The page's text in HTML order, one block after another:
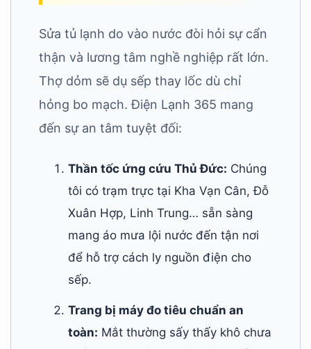
Sửa tủ lạnh do vào nước đòi hỏi sự cẩn
thận và lương tâm nghề nghiệp rất lớn.
Thợ dỏm sẽ dụ sếp thay lốc dù chỉ
hỏng bo mạch. Điện Lạnh 365 mang
đến sự an tâm tuyệt đối:
Thần tốc ứng cứu Thủ Đức: Chúng
tôi có trạm trực tại Kha Vạn Cân, Đỗ
Xuân Hợp, Linh Trung… sẵn sàng
mang áo mưa lội nước đến tận nơi
để hỗ trợ cách ly nguồn điện cho
sếp.
Trang bị máy đo tiêu chuẩn an
toàn: Mắt thường sấy thấy khô chưa